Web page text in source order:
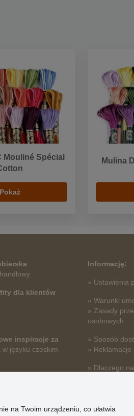
Mouliné Spécial
Pokaż
Mulina
dla klientów
inspiracje za
w języku czeskim
Informację:
» Ustawienia
» Warunki
» Zasady
osobowych
» Sposób
» Reklamacje
» Dlaczego
na Twoim urządzeniu, co ułatwia